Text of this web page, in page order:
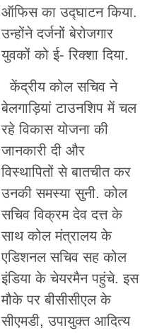
ऑफिस का उद्घाटन किया.
उन्होंने दर्जनों बेरोजगार
युवकों को ई- रिक्शा दिया.
केंद्रीय कोल सचिव ने
बेलगाड़ियां टाउनशिप में चल
रहे विकास योजना की
जानकारी दी और
विस्थापितों से बातचीत कर
उनकी समस्या सुनी. कोल
सचिव विक्रम देव दत्त के
साथ कोल मंत्रालय के
एडिशनल सचिव सह कोल
इंडिया के चेयरमैन पहुंचे. इस
मौके पर बीसीसीएल के
सीएमडी, उपायुक्त आदित्य